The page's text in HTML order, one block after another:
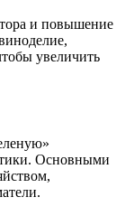
и повышение
увеличить
Основными